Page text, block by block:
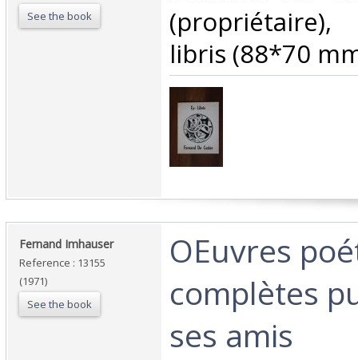
See the book
libris (88*70
‎Fernand Imhauser‎
Reference : 13155
(1971)
See the book
‎OEuvres
complètes
ses amis‎